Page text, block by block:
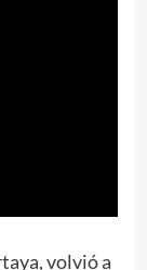
volvió a